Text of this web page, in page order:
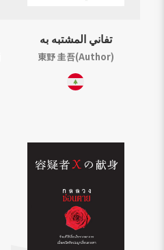
تفاني المشتبه به
東野 圭吾(Author)